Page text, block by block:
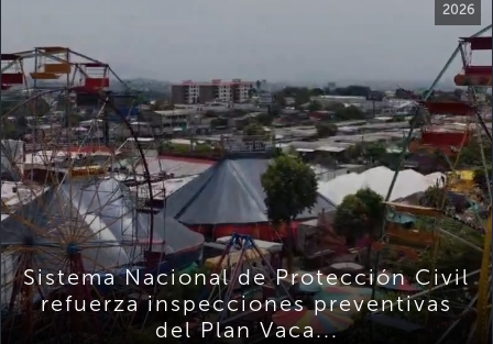
2026
Sistema Nacional de Protección Civil
refuerza inspecciones preventivas
del Plan Vaca...